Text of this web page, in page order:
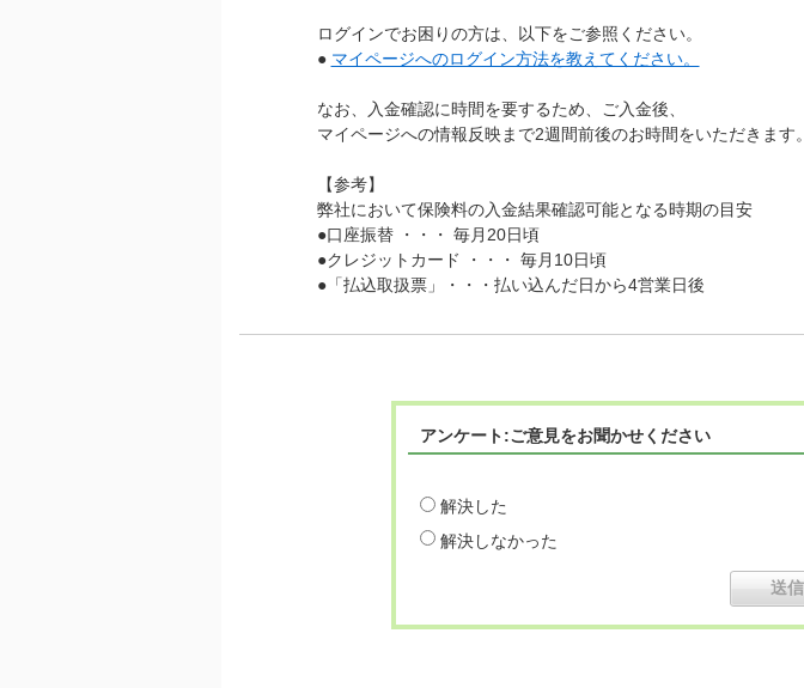
ログインでお困りの方は、以下をご参照ください。
● マイページへのログイン方法を教えてください。
なお、入金確認に時間を要するため、ご入金後、
マイページへの情報反映まで2週間前後のお時間をいただきます。
【参考】
弊社において保険料の入金結果確認可能となる時期の目安
●口座振替 ・・・ 毎月20日頃
●クレジットカード ・・・ 毎月10日頃
●「払込取扱票」・・・払い込んだ日から4営業日後
アンケート:ご意見をお聞かせください
解決した
解決しなかった